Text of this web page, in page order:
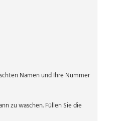
Namen und Ihre Nummer
zu waschen. Füllen Sie die